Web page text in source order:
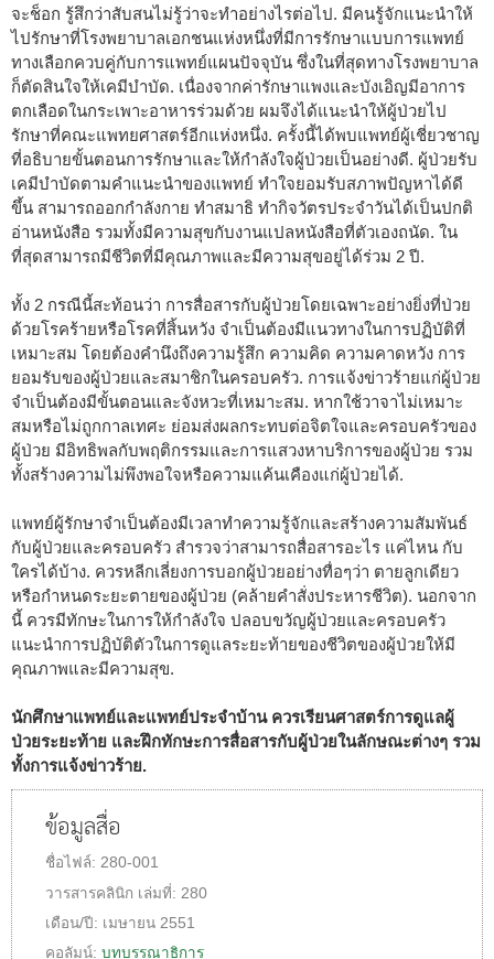
จะช็อก รู้สึกว่าสับสนไม่รู้ว่าจะทำอย่างไรต่อไป. มีคนรู้จักแนะนำให้
ไปรักษาที่โรงพยาบาลเอกชนแห่งหนึ่งที่มีการรักษาแบบการแพทย์
ทางเลือกควบคู่กับการแพทย์แผนปัจจุบัน ซึ่งในที่สุดทางโรงพยาบาล
ก็ตัดสินใจให้เคมีบำบัด. เนื่องจากค่ารักษาแพงและบังเอิญมีอาการ
ตกเลือดในกระเพาะอาหารร่วมด้วย ผมจึงได้แนะนำให้ผู้ป่วยไป
รักษาที่คณะแพทยศาสตร์อีกแห่งหนึ่ง. ครั้งนี้ได้พบแพทย์ผู้เชี่ยวชาญ
ที่อธิบายขั้นตอนการรักษาและให้กำลังใจผู้ป่วยเป็นอย่างดี. ผู้ป่วยรับ
เคมีบำบัดตามคำแนะนำของแพทย์ ทำใจยอมรับสภาพปัญหาได้ดี
ขึ้น สามารถออกกำลังกาย ทำสมาธิ ทำกิจวัตรประจำวันได้เป็นปกติ
อ่านหนังสือ รวมทั้งมีความสุขกับงานแปลหนังสือที่ตัวเองถนัด. ใน
ที่สุดสามารถมีชีวิตที่มีคุณภาพและมีความสุขอยู่ได้ร่วม 2 ปี.
ทั้ง 2 กรณีนี้สะท้อนว่า การสื่อสารกับผู้ป่วยโดยเฉพาะอย่างยิ่งที่ป่วย
ด้วยโรคร้ายหรือโรคที่สิ้นหวัง จำเป็นต้องมีแนวทางในการปฏิบัติที่
เหมาะสม โดยต้องคำนึงถึงความรู้สึก ความคิด ความคาดหวัง การ
ยอมรับของผู้ป่วยและสมาชิกในครอบครัว. การแจ้งข่าวร้ายแก่ผู้ป่วย
จำเป็นต้องมีขั้นตอนและจังหวะที่เหมาะสม. หากใช้วาจาไม่เหมาะ
สมหรือไม่ถูกกาลเทศะ ย่อมส่งผลกระทบต่อจิตใจและครอบครัวของ
ผู้ป่วย มีอิทธิพลกับพฤติกรรมและการแสวงหาบริการของผู้ป่วย รวม
ทั้งสร้างความไม่พึงพอใจหรือความแค้นเคืองแก่ผู้ป่วยได้.
แพทย์ผู้รักษาจำเป็นต้องมีเวลาทำความรู้จักและสร้างความสัมพันธ์
กับผู้ป่วยและครอบครัว สำรวจว่าสามารถสื่อสารอะไร แค่ไหน กับ
ใครได้บ้าง. ควรหลีกเลี่ยงการบอกผู้ป่วยอย่างทื่อๆว่า ตายลูกเดียว
หรือกำหนดระยะตายของผู้ป่วย (คล้ายคำสั่งประหารชีวิต). นอกจาก
นี้ ควรมีทักษะในการให้กำลังใจ ปลอบขวัญผู้ป่วยและครอบครัว
แนะนำการปฏิบัติตัวในการดูแลระยะท้ายของชีวิตของผู้ป่วยให้มี
คุณภาพและมีความสุข.
นักศึกษาแพทย์และแพทย์ประจำบ้าน ควรเรียนศาสตร์การดูแลผู้
ป่วยระยะท้าย และฝึกทักษะการสื่อสารกับผู้ป่วยในลักษณะต่างๆ รวม
ทั้งการแจ้งข่าวร้าย.
ข้อมูลสื่อ
ชื่อไฟล์: 280-001
วารสารคลินิก เล่มที่: 280
เดือน/ปี: เมษายน 2551
คอลัมน์: บทบรรณาธิการ